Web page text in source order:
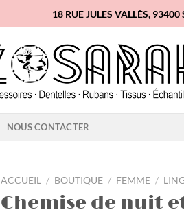
18 RUE JULES VALLÈS,
NOUS CONTACTER
ACCUEIL / BOUTIQUE / FEMME /
Chemise de nuit